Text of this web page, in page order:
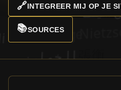
🔗INTEGREER MIJ OP JE
📚SOURCES